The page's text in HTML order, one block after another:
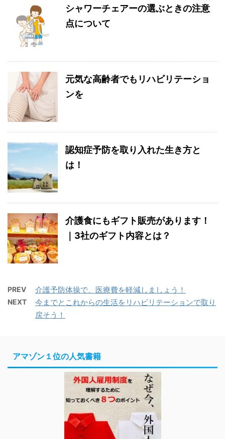
シャワーチェアーの選ぶときの注意
点について
元気な高齢者でもリハビリテーショ
ンを
認知症予防を取り入れた生き方と
は！
介護食にもギフト販売があります！
｜3社のギフト内容とは？
PREV 介護予防体操で、医療費を軽減しましょう！
NEXT
今までとこれからの生活をリハビリテーションで取り
戻そう！
アマゾン１位の人気書籍